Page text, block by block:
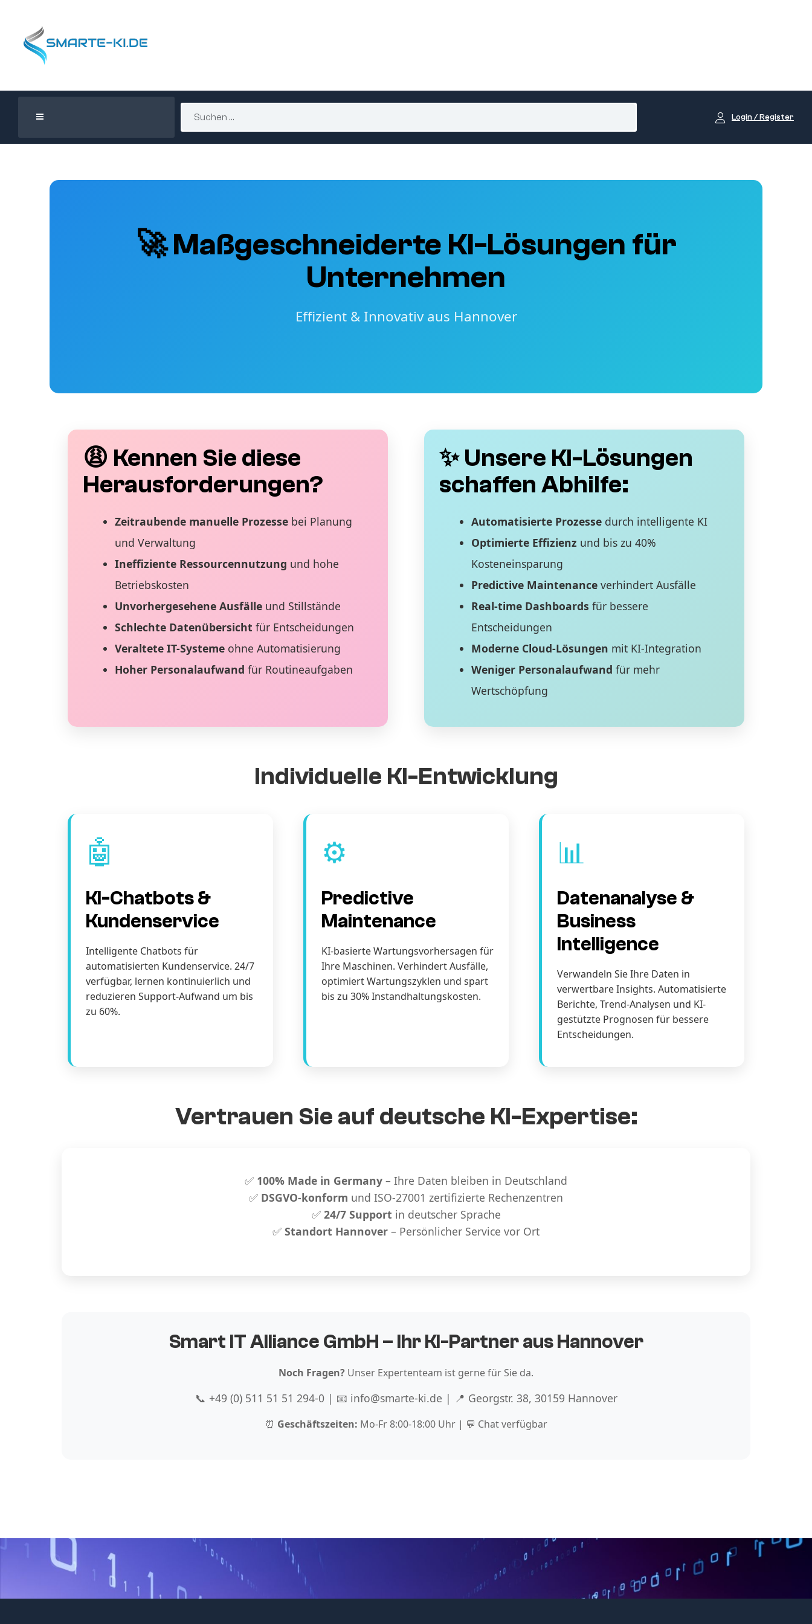
Login / Register
🚀 Maßgeschneiderte KI-Lösungen für
Unternehmen
Effizient & Innovativ aus Hannover
😩 Kennen Sie diese
Herausforderungen?
Zeitraubende manuelle Prozessebei Planung
und Verwaltung
Ineffiziente Ressourcennutzung und hohe
Betriebskosten
Unvorhergesehene Ausfälleund Stillstände
Schlechte Datenübersicht für Entscheidungen
Veraltete IT-Systemeohne Automatisierung
Hoher Personalaufwand für Routineaufgaben
✨ Unsere KI-Lösungen
schaffen Abhilfe:
Automatisierte Prozessedurch intelligente KI
Optimierte Effizienz und bis zu 40%
Kosteneinsparung
Predictive Maintenanceverhindert Ausfälle
Real-time Dashboards für bessere
Entscheidungen
Moderne Cloud-Lösungen mit KI-Integration
Weniger Personalaufwand für mehr
Wertschöpfung
Individuelle KI-Entwicklung
🤖
KI-Chatbots &
Kundenservice
Intelligente Chatbots für
automatisierten Kundenservice. 24/7
verfügbar, lernen kontinuierlich und
reduzieren Support-Aufwand um bis
zu 60%.
⚙️
Predictive
Maintenance
KI-basierte Wartungsvorhersagen für
Ihre Maschinen. Verhindert Ausfälle,
optimiert Wartungszyklen und spart
bis zu 30% Instandhaltungskosten.
📊
Datenanalyse &
Business
Intelligence
Verwandeln Sie Ihre Daten in
verwertbare Insights. Automatisierte
Berichte, Trend-Analysen und KI-
gestützte Prognosen für bessere
Entscheidungen.
Vertrauen Sie auf deutsche KI-Expertise:
✅ 100% Made in Germany – Ihre Daten bleiben in Deutschland
✅ DSGVO-konform und ISO-27001 zertifizierte Rechenzentren
✅ 24/7 Support in deutscher Sprache
✅ Standort Hannover – Persönlicher Service vor Ort
Smart IT Alliance GmbH – Ihr KI-Partner aus Hannover
Noch Fragen? Unser Expertenteam ist gerne für Sie da.
📞 +49 (0) 511 51 51 294-0 | 📧 info@smarte-ki.de | 📍 Georgstr. 38, 30159 Hannover
⏰ Geschäftszeiten: Mo-Fr 8:00-18:00 Uhr | 💬 Chat verfügbar